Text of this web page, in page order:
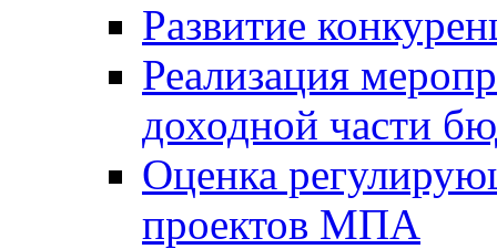
Развитие
Реализация
доходной части
Оценка
проектов МПА